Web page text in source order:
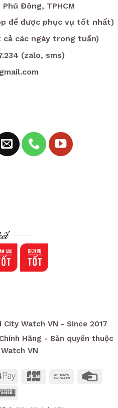
Đông, TPHCM
để được phục vụ tốt nhất)
cả các ngày trong tuần)
(zalo, sms)
Watch VN - Since 2017
Hãng - Bản quyền thuộc
VN